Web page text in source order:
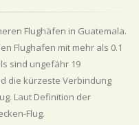
Flughäfen in Guatemala.
Flughafen mit mehr als 0.1
sind ungefähr 19
die kürzeste Verbindung
Laut Definition der
Flug.